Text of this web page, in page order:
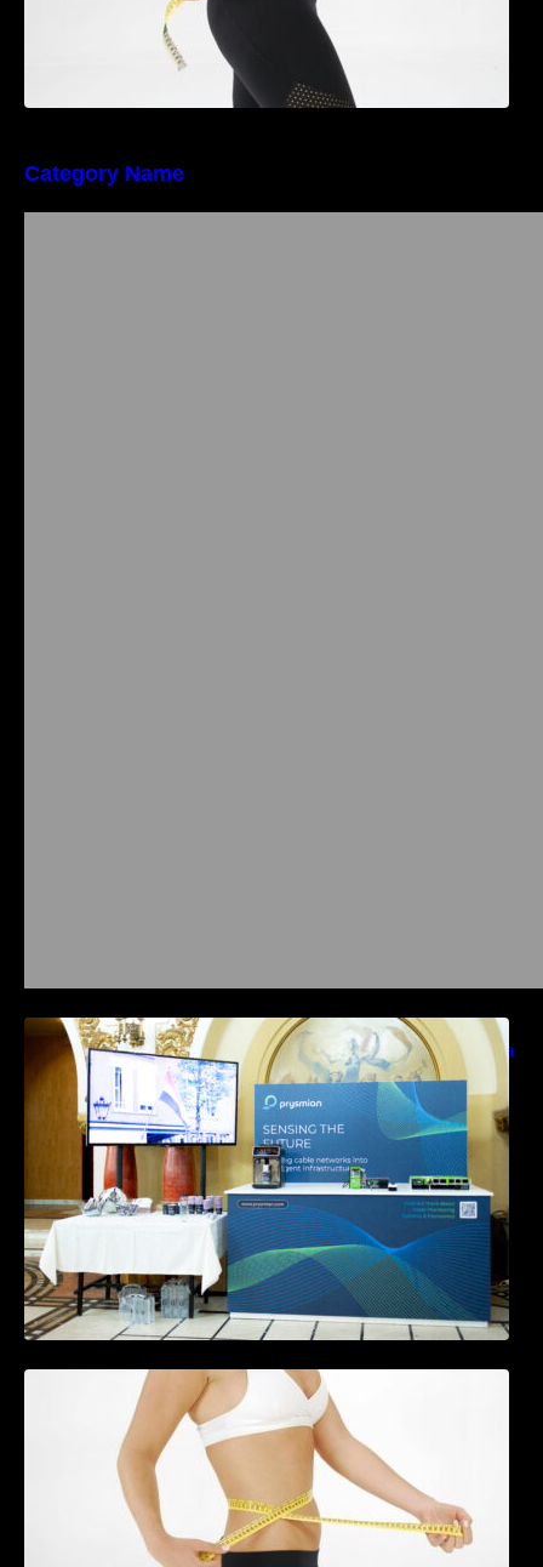
Category Name
Prysmian aduce la COMM26 tehnologii de
sensing si Digital Energy pentru monitorizarea
in timp real a infrastrucrutilor critice
Tratamentul Wegovy® generează o scădere
în greutate de până la 22,6% la femei în
perioada menopauzei și reduce la jumătate
riscul de migrene